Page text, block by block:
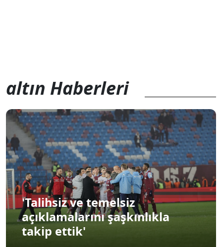
altın Haberleri
'Talihsiz ve temelsiz
açıklamalarını şaşkınlıkla
takip ettik'